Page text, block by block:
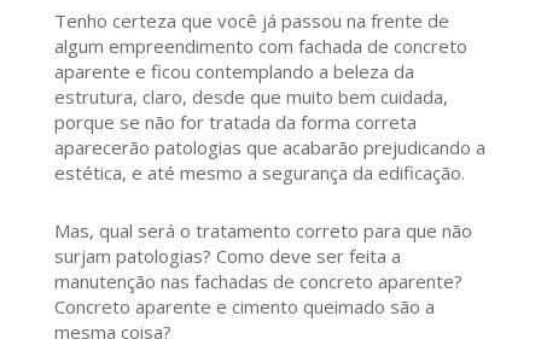
Tenho certeza que você já passou na frente de
algum empreendimento com fachada de concreto
aparente e ficou contemplando a beleza da
estrutura, claro, desde que muito bem cuidada,
porque se não for tratada da forma correta
aparecerão patologias que acabarão prejudicando a
estética, e até mesmo a segurança da edificação.
Mas, qual será o tratamento correto para que não
surjam patologias? Como deve ser feita a
manutenção nas fachadas de concreto aparente?
Concreto aparente e cimento queimado são a
mesma coisa?